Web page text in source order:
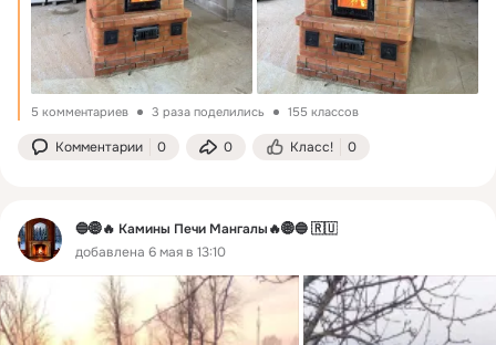
5 комментариев 3 раза поделились 155 классов
Комментарии 0 0 Класс! 0
🔵🌐🔥 Камины Печи Мангалы🔥🌐🔵 🇷🇺
добавлена 6 мая в 13:10